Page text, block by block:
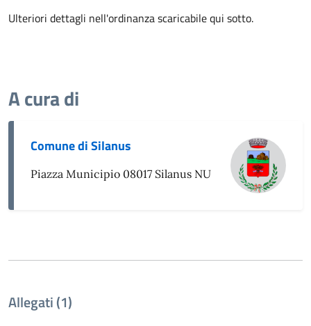
Ulteriori dettagli nell'ordinanza scaricabile qui sotto.
A cura di
Comune di Silanus
Piazza Municipio 08017 Silanus NU
Allegati (1)